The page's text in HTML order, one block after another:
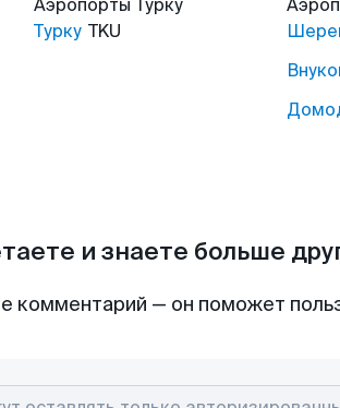
Аэропорты Турку
Турку TKU
и знаете больше
комментарий — он поможет